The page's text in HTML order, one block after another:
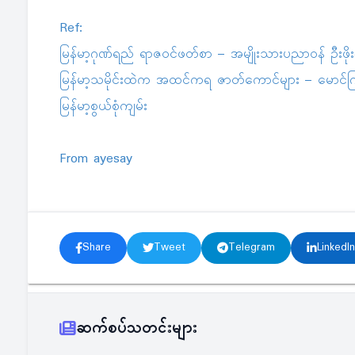
Ref:
မြန်မာ့ဂုဏ်ရည် ရာဇဝင်ဖတ်စာ – အမျိုးသားပညာဝန် ဦးဖိုး
မြန်မာ့သမိုင်းထဲက အထင်ကရ ဇာတ်ကောင်များ – မော
မြန်မာ့စွယ်စုံကျမ်း
From ayesay
Share Tweet Telegram LinkedIn
ဆက်စပ်သတင်းများ